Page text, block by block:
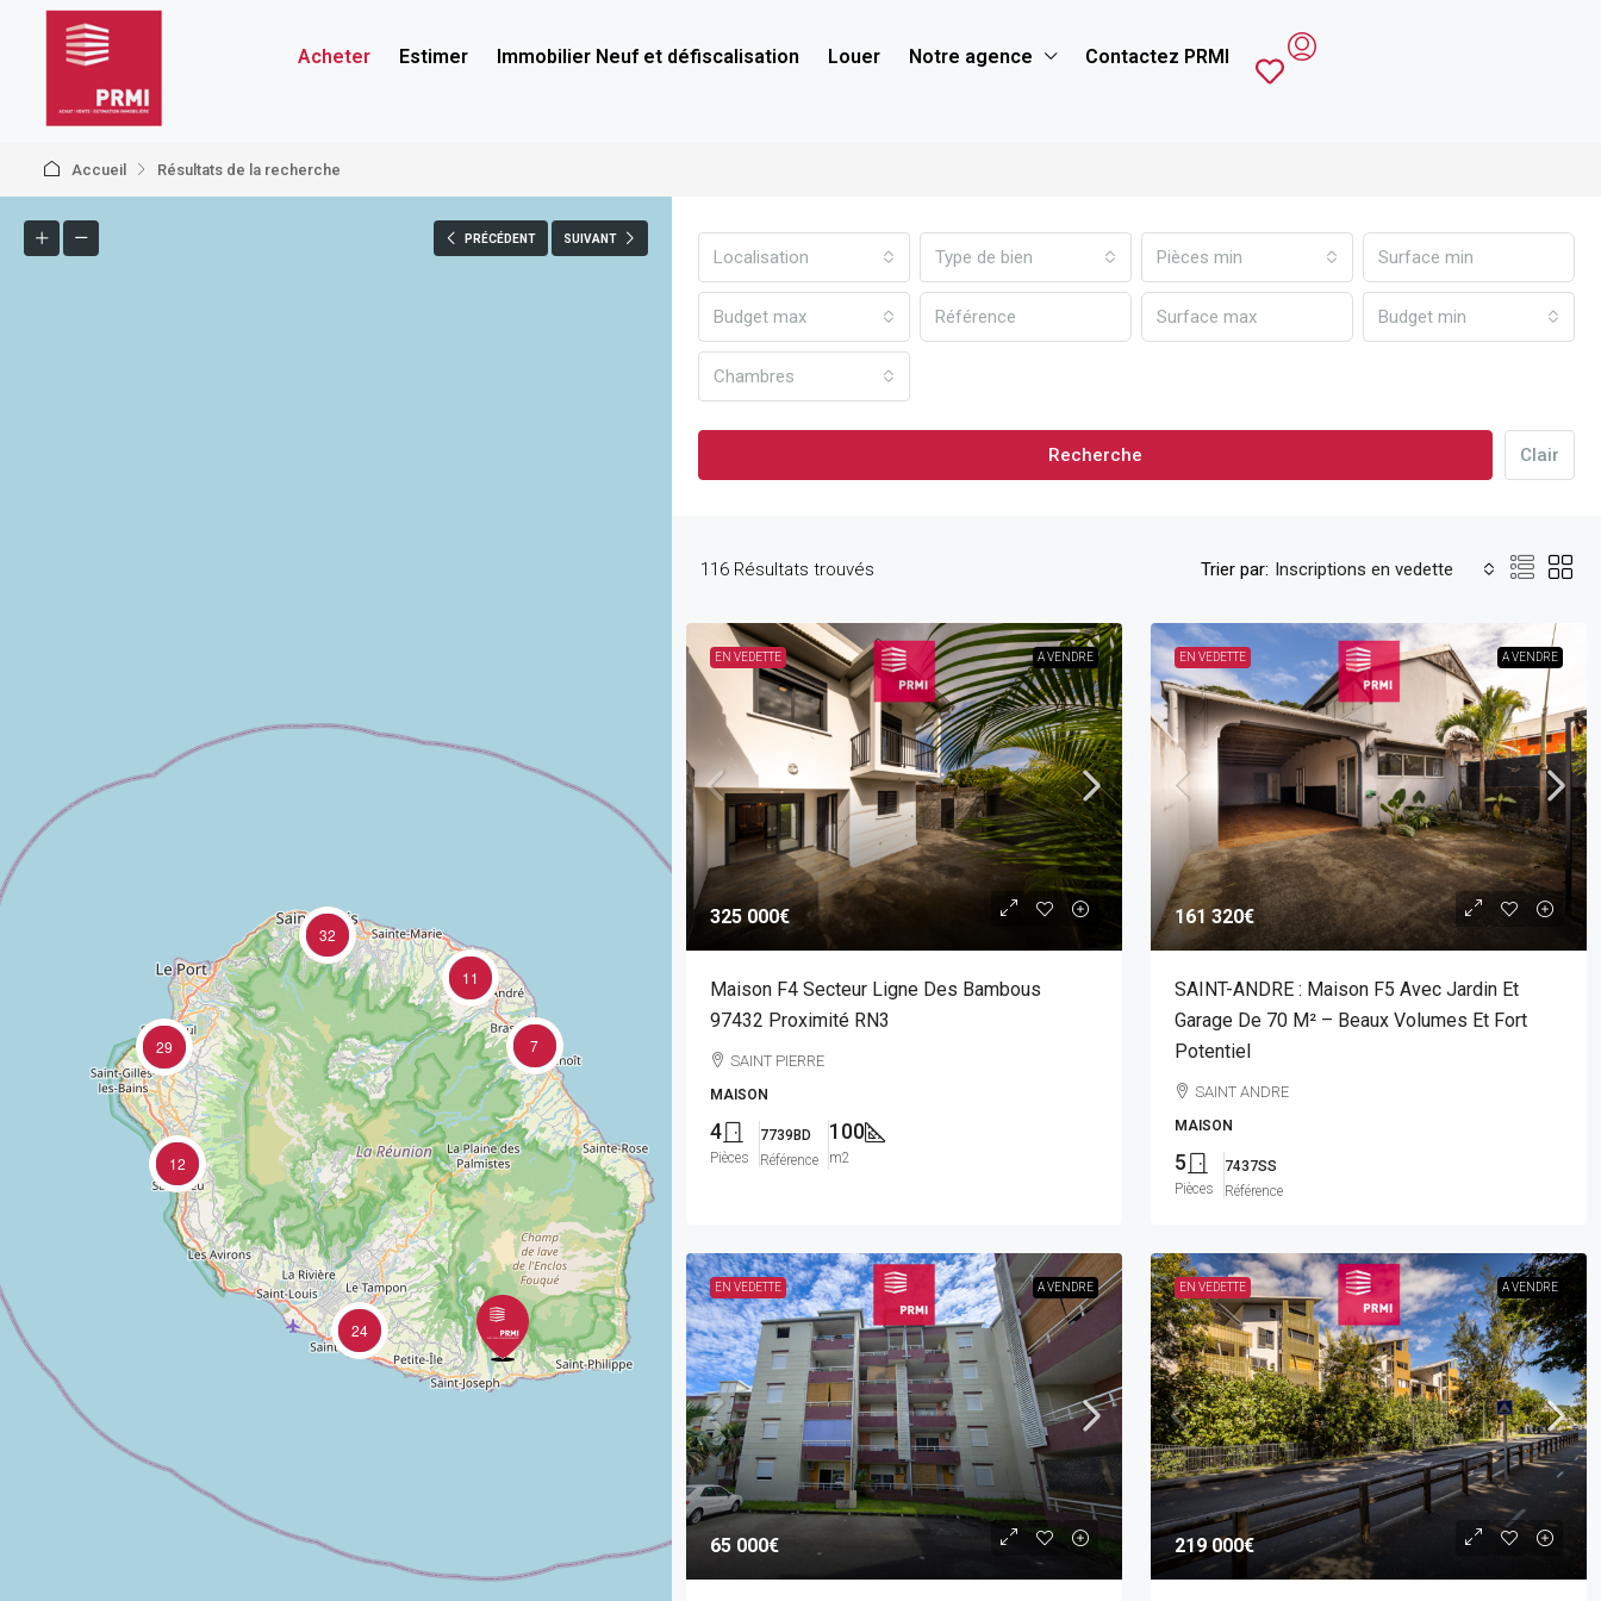
Acheter Estimer Immobilier Neuf et défiscalisation Louer Notre agence Contactez PRMI
Accueil Résultats de la recherche
PRÉCÉDENT SUIVANT
24
12
29 7
32
11
Localisation Type de bien Pièces min
Budget max Budget min
Chambres
Recherche Clair
116 Résultats trouvés Trier par: Inscriptions en vedette
EN VEDETTE A VENDRE
325 000€
Maison F4 Secteur Ligne Des Bambous
97432 Proximité RN3
SAINT PIERRE
MAISON
4
Pièces
7739BD
Référence
100
m2
EN VEDETTE A VENDRE
161 320€
SAINT-ANDRE : Maison F5 Avec Jardin Et
Garage De 70 M² – Beaux Volumes Et Fort
Potentiel
SAINT ANDRE
MAISON
5
Pièces
7437SS
Référence
EN VEDETTE A VENDRE
65 000€
EN VEDETTE A VENDRE
219 000€